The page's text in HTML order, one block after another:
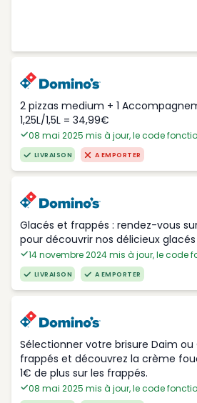
2 pizzas medium + 1
1,25L/1,5L = 34,99€
08 mai 2025 mis à jour, le code
LIVRAISON A EMPORTER
Glacés et frappés : rendez-vous
pour découvrir nos délicieux
14 novembre 2024 mis à jour, le code
LIVRAISON A EMPORTER
Sélectionner votre brisure Daim
frappés et découvrez la crème
1€ de plus sur les frappés.
08 mai 2025 mis à jour, le code